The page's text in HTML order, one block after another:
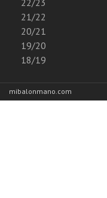
21/22
20/21
19/20
18/19
mibalonmano.com